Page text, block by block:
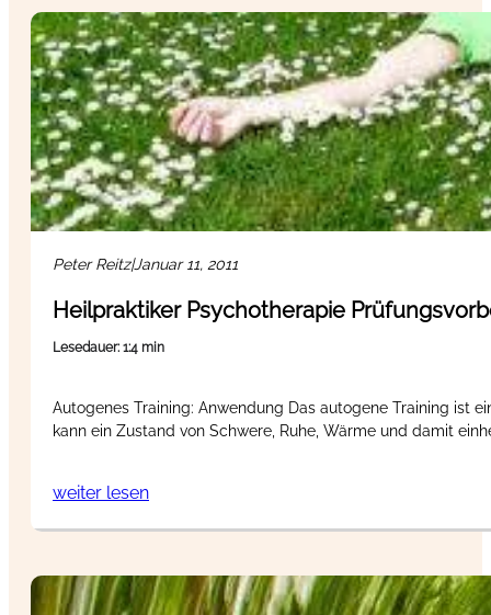
Peter Reitz|Januar 11, 2011
Heilpraktiker Psychotherapie
Lesedauer: 1:4 min
Autogenes Training: Anwendung Das autogene Training ist
kann ein Zustand von Schwere, Ruhe, Wärme und damit
weiter lesen